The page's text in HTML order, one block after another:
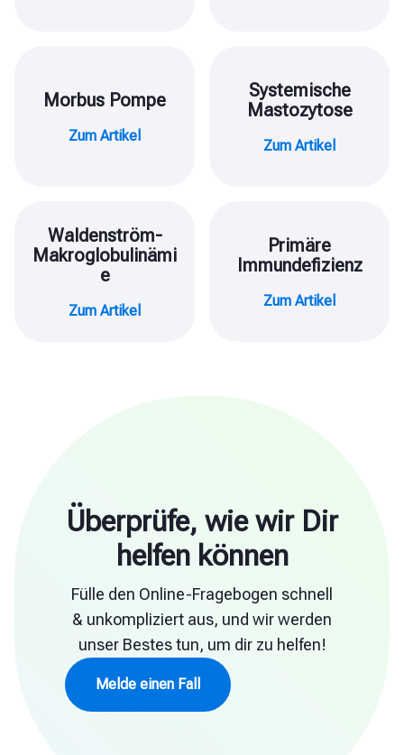
Morbus Pompe
Zum Artikel
Systemische
Mastozytose
Zum Artikel
Waldenström-
Makroglobulinämi
e
Zum Artikel
Primäre
Immundefizienz
Zum Artikel
Überprüfe, wie wir Dir
helfen können
Fülle den Online-Fragebogen schnell
& unkompliziert aus, und wir werden
unser Bestes tun, um dir zu helfen!
Melde einen Fall